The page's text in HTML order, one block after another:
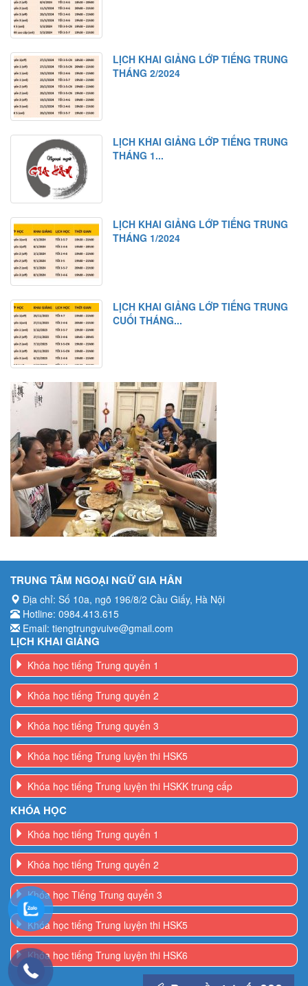
LỊCH KHAI GIẢNG LỚP TIẾNG TRUNG
THÁNG 2/2024
LỊCH KHAI GIẢNG LỚP TIẾNG TRUNG
THÁNG 1...
LỊCH KHAI GIẢNG LỚP TIẾNG TRUNG
THÁNG 1/2024
LỊCH KHAI GIẢNG LỚP TIẾNG TRUNG
CUỐI THÁNG...
TRUNG TÂM NGOẠI NGỮ GIA HÂN
Địa chỉ: Số 10a, ngõ 196/8/2 Cầu Giấy, Hà Nội
Hotline: 0984.413.615
Email: tiengtrungvuive@gmail.com
LỊCH KHAI GIẢNG
Khóa học tiếng Trung quyển 1
Khóa học tiếng Trung quyển 2
Khóa học tiếng Trung quyển 3
Khóa học tiếng Trung luyện thi HSK5
Khóa học tiếng Trung luyện thi HSKK trung cấp
KHÓA HỌC
Khóa học tiếng Trung quyển 1
Khóa học tiếng Trung quyển 2
Khóa học Tiếng Trung quyển 3
Khóa học tiếng Trung luyện thi HSK5
Khóa học tiếng Trung luyện thi HSK6